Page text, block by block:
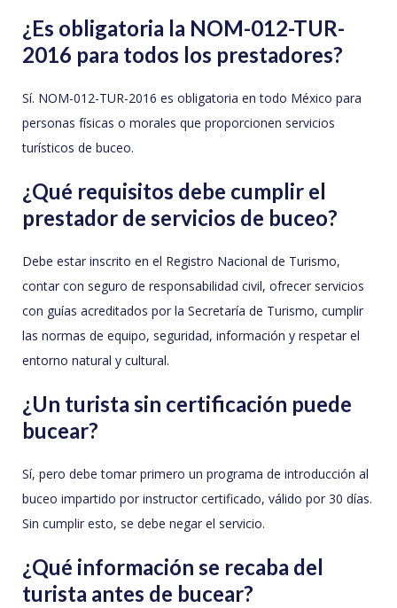
¿Es obligatoria la NOM-012-TUR-
2016 para todos los prestadores?
Sí. NOM-012-TUR-2016 es obligatoria en todo México para
personas físicas o morales que proporcionen servicios
turísticos de buceo.
¿Qué requisitos debe cumplir el
prestador de servicios de buceo?
Debe estar inscrito en el Registro Nacional de Turismo,
contar con seguro de responsabilidad civil, ofrecer servicios
con guías acreditados por la Secretaría de Turismo, cumplir
las normas de equipo, seguridad, información y respetar el
entorno natural y cultural.
¿Un turista sin certificación puede
bucear?
Sí, pero debe tomar primero un programa de introducción al
buceo impartido por instructor certificado, válido por 30 días.
Sin cumplir esto, se debe negar el servicio.
¿Qué información se recaba del
turista antes de bucear?